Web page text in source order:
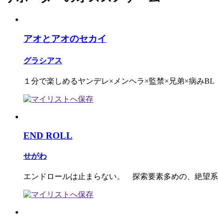
アオとアオのセカイ
グラシアス
１分で楽しめるヤンデレ×メンヘラ×監禁×兄弟×病みBL
END ROLL
せがわ
エンドロールは止まらない。 探索要素多めの、絶望